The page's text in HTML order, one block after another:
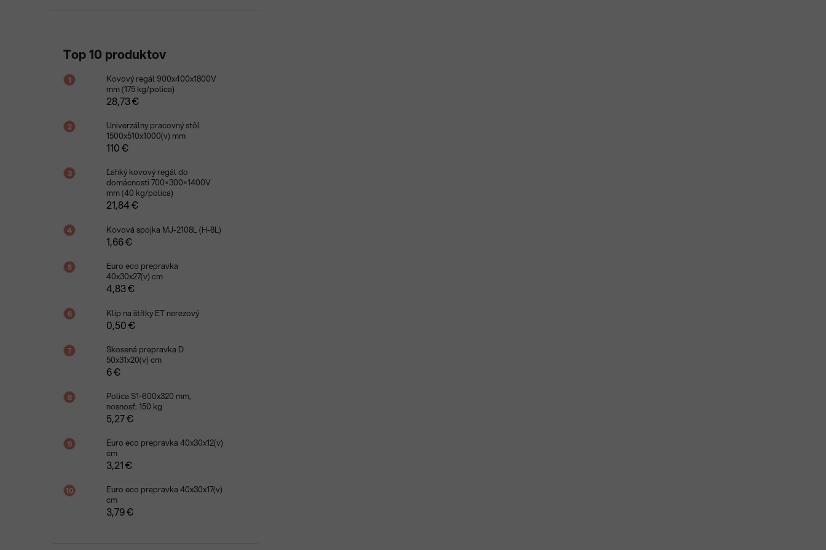
Top 10 produktov
Kovový regál 900x400x1800V
mm (175 kg/polica)
28,73 €
Univerzálny pracovný stôl
1500x510x1000(v) mm
110 €
Ľahký kovový regál do
domácnosti 700×300×1400V
mm (40 kg/polica)
21,84 €
Kovová spojka MJ-2108L (H-8L)
1,66 €
Euro eco prepravka
40x30x27(v) cm
4,83 €
Klip na štítky ET nerezový
0,50 €
Skosená prepravka D
50x31x20(v) cm
6 €
Polica S1-600x320 mm,
nosnosť: 150 kg
5,27 €
Euro eco prepravka 40x30x12(v)
cm
3,21 €
Euro eco prepravka 40x30x17(v)
cm
3,79 €